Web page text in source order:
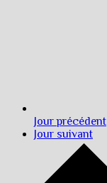
Jour précédent
Jour suivant